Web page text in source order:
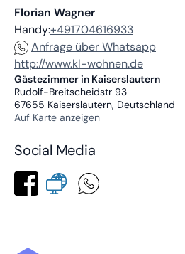
Florian Wagner
Handy:+491704616933
Anfrage über Whatsapp
http://www.kl-wohnen.de
Gästezimmer in Kaiserslautern
Rudolf-Breitscheidstr 93
67655 Kaiserslautern, Deutschland
Auf Karte anzeigen
Social Media